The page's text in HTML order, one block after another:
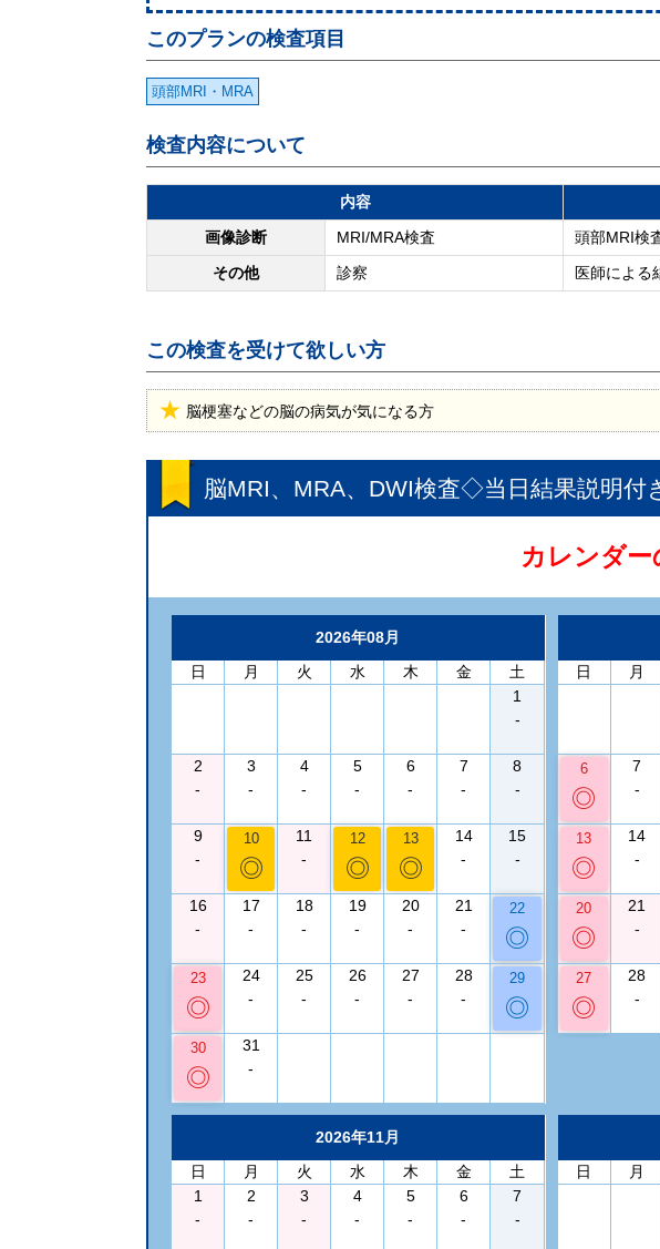
このプランの検査項目
頭部MRI・MRA
検査内容について
内容
画像診断
MRI/MRA検査
頭部MRI検
その他
診察 医師による
この検査を受けて欲しい方
脳梗塞などの脳の病気が気になる方
脳MRI、MRA、DWI検査◇当日結果説明
カレンダ
2026年08月
日
月 火 水 木 金
土
1
-
2
-
3
-
4
-
5
-
6
-
7
-
8
-
9
-
10
◎
11
-
12
◎
13
◎
14
-
15
-
16
-
17
-
18
-
19
-
20
-
21
-
22
◎
23
◎
24
-
25
-
26
-
27
-
28
-
29
◎
30
◎
31
-
日
月
6
◎
7
-
13
◎
14
-
20
◎
21
-
27
◎
28
-
2026年11月
日
月 火 水 木 金
土
1
-
2
-
3
-
4
-
5
-
6
-
7
-
日
月